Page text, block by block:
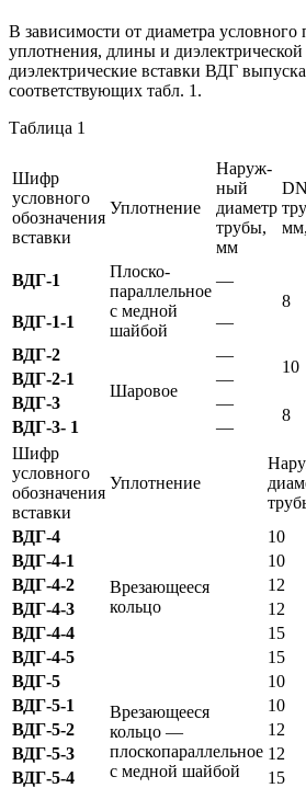
В зависимости от диаметра условного
уплотнения, длины и
диэлектрические вставки ВДГ
соответствующих табл. 1.
Таблица 1
Шифр
условного
обозначения
вставки
Уплотнение
Наруж­
ный
диаметр
трубы,
мм
DN
мм,
ВДГ-1
Плоско-
параллельное
с медной
шайбой
—
8
ВДГ-1-1
—
ВДГ-2
Шаровое
—
10
ВДГ-2-1
—
ВДГ-3
—
8
ВДГ-3- 1
—
Шифр
условного
обозначения
вставки
Уплотнение
ВДГ-4
Врезающееся
кольцо
10
ВДГ-4-1
10
ВДГ-4-2
12
ВДГ-4-3
12
ВДГ-4-4
15
ВДГ-4-5
15
ВДГ-5
Врезающееся
кольцо —
плоскопараллельное
с медной шайбой
10
ВДГ-5-1
10
ВДГ-5-2
12
ВДГ-5-3
12
ВДГ-5-4
15